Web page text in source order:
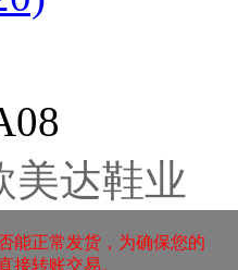
美达鞋业
能正常发货，为确保您的
接转账交易。